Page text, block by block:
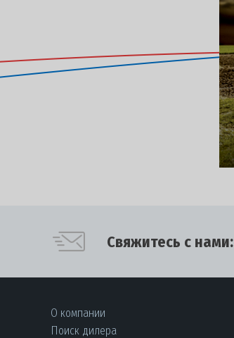
Свяжитесь с нами:
О компании
Поиск дилера